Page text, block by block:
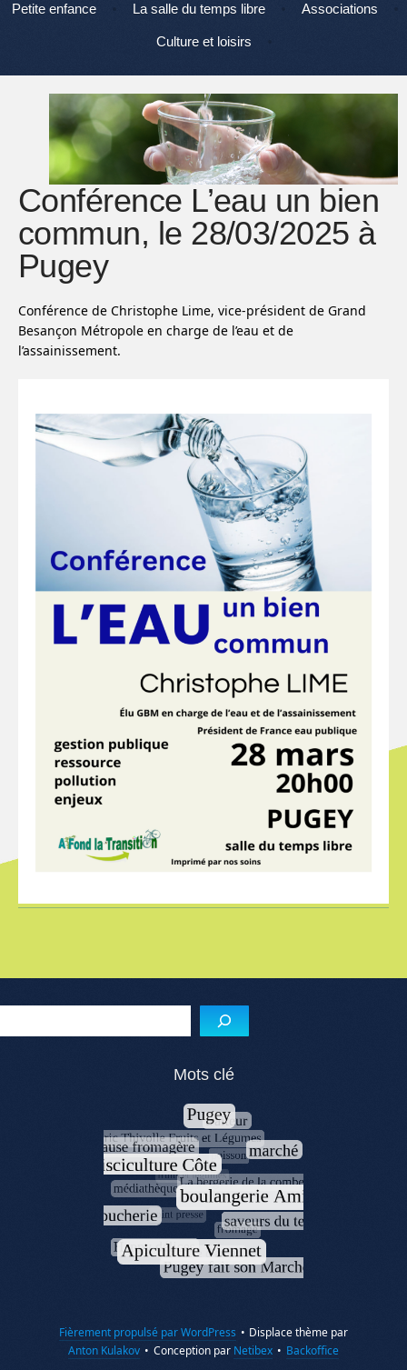
Petite enfance La salle du temps libre Associations
Culture et loisirs
Conférence L’eau un bien
commun, le 28/03/2025 à
Pugey
Conférence de Christophe Lime, vice-président de Grand
Besançon Métropole en charge de l’eau et de
l’assainissement.
Menu de l'article
Mots clé
Fièrement propulsé par WordPress • Displace thème par
Anton Kulakov • Conception par Netibex • Backoffice